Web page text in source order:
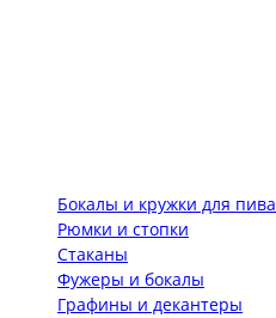
Бокалы и кружки для пива
Рюмки и стопки
Стаканы
Фужеры и бокалы
Графины и декантеры